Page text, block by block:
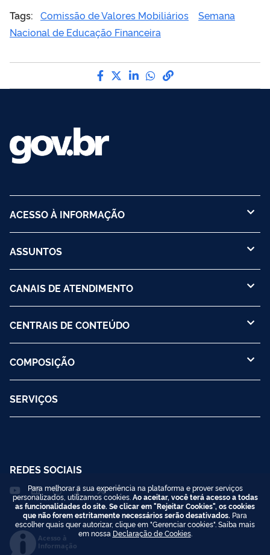
Tags: Comissão de Valores Mobiliários
Semana
Nacional de Educação Financeira
Compartilhe por Facebook
Compartilhe por Twitter
Compartilhe por
Compartilhe por
link para Copiar
ACESSO À INFORMAÇÃO
ASSUNTOS
CANAIS DE ATENDIMENTO
CENTRAIS DE CONTEÚDO
COMPOSIÇÃO
SERVIÇOS
REDES SOCIAIS
Acesso à
Informação
Para melhorar a sua experiência na plataforma e prover serviços
personalizados, utilizamos cookies. Ao aceitar, você terá acesso a todas
as funcionalidades do site. Se clicar em "Rejeitar Cookies", os cookies
que não forem estritamente necessários serão desativados. Para
escolher quais quer autorizar, clique em "Gerenciar cookies". Saiba mais
em nossa Declaração de Cookies.